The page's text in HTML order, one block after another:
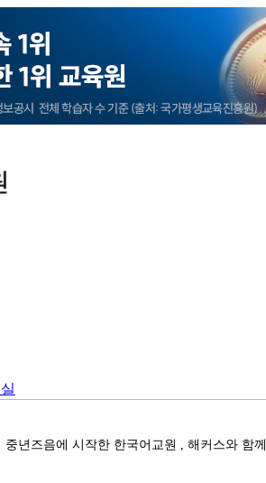
중년즈음에 시작한 한국어교원 , 해커스와 함께